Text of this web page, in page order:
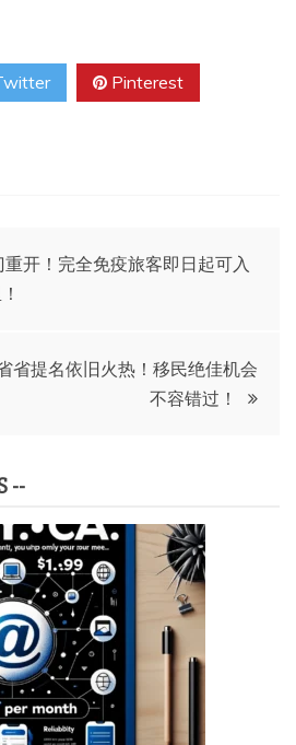
Pinterest
开！完全免疫旅客即日起可入
省提名依旧火热！移民绝佳机会
不容错过！
--